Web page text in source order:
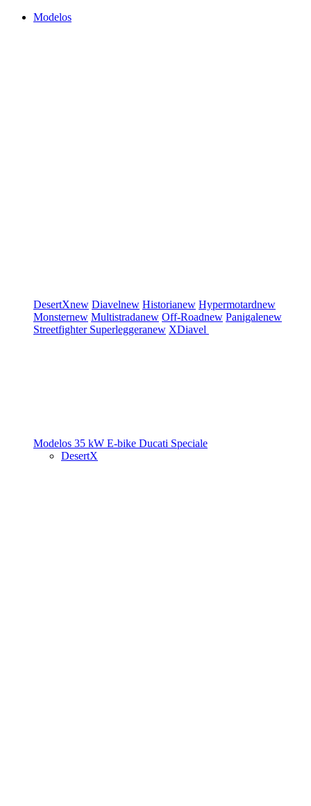
Modelos
DesertXnew Diavelnew Historianew Hypermotardnew
Monsternew Multistradanew Off-Roadnew Panigalenew
Streetfighter Superleggeranew XDiavel
Modelos 35 kW E-bike Ducati Speciale
DesertX